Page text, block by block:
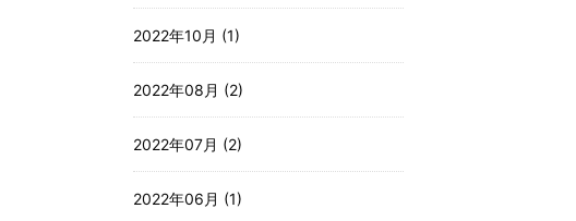
2022年10月 (1)
2022年08月 (2)
2022年07月 (2)
2022年06月 (1)